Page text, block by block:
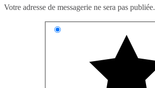
Votre adresse de messagerie ne sera pas publiée.